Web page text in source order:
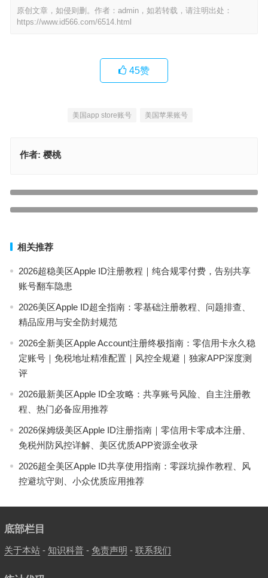
原创文章，如侵则删。作者：admin，如若转载，请注明出处：
https://www.id566.com/6514.html
45赞
美国app store账号 美国苹果账号
作者: 樱桃
苹果 iOS 玩币安全指南：新手 0 踩坑下载教程 + 美区 / 国际版怎么
相关推荐
2026超稳美区Apple ID注册教程｜纯合规零付费，告别共享
账号翻车隐患
2026美区Apple ID超全指南：零基础注册教程、问题排查、
精品应用与安全防封规范
2026全新美区Apple Account注册终极指南：零信用卡永久稳
定账号｜免税地址精准配置｜风控全规避｜独家APP深度测
评
2026最新美区Apple ID全攻略：共享账号风险、自主注册教
程、热门必备应用推荐
2026保姆级美区Apple ID注册指南｜零信用卡零成本注册、
免税州防风控详解、美区优质APP资源全收录
2026超全美区Apple ID共享使用指南：零踩坑操作教程、风
控避坑守则、小众优质应用推荐
底部栏目
关于本站- 知识科普- 免责声明 - 联系我们